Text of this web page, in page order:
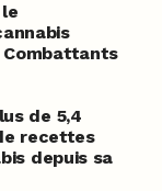
Combattants
de 5,4
recettes
depuis sa